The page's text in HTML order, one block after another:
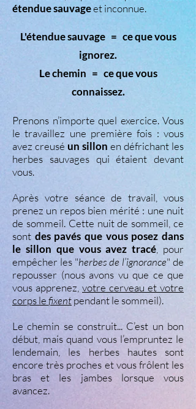
étendue sauvageet inconnue.
L'étendue sauvage = ce que vous
ignorez.
Le chemin = ce que vous
connaissez.
Prenons n’importe quel exercice. Vous
le travaillez une première fois : vous
avez creusé un sillon en défrichant les
herbes sauvages qui étaient devant
vous.
Après votre séance de travail, vous
prenez un repos bien mérité : une nuit
de sommeil. Cette nuit de sommeil, ce
sont des pavés que vous posez dans
le sillon que vous avez tracé , pour
empêcher les "herbes de l’ignorance" de
repousser (nous avons vu que ce que
vous apprenez, votre cerveau et votre
corps lefixentpendant le sommeil).
Le chemin se construit... C’est un bon
début, mais quand vous l’empruntez le
lendemain, les herbes hautes sont
encore très proches et vous frôlent les
bras et les jambes lorsque vous
avancez.